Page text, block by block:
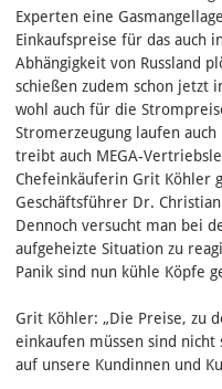
Experten eine
Einkaufspreise für das auch
Abhängigkeit von Russland
schießen zudem schon jetzt
wohl auch für die
Stromerzeugung laufen
treibt auch MEGA-
Chefeinkäuferin Grit Köhler
Geschäftsführer Dr.
Dennoch versucht man bei
aufgeheizte Situation zu
Panik sind nun kühle Köpfe
Grit Köhler: „Die Preise, zu
einkaufen müssen sind
auf unsere Kundinnen und